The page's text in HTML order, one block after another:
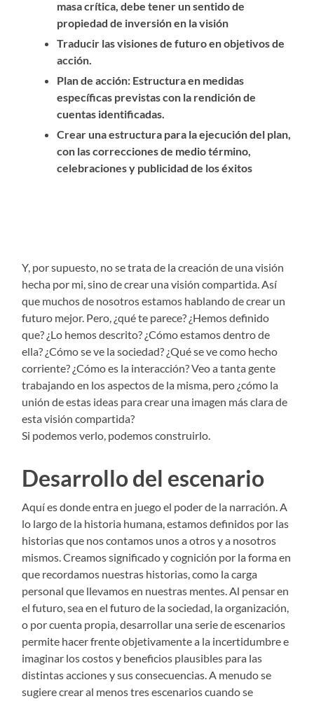
masa crítica, debe tener un sentido de
propiedad de inversión en la visión
Traducir las visiones de futuro en objetivos de
acción.
Plan de acción: Estructura en medidas
específicas previstas con la rendición de
cuentas identificadas.
Crear una estructura para la ejecución del plan,
con las correcciones de medio término,
celebraciones y publicidad de los éxitos
Y, por supuesto, no se trata de la creación de una visión
hecha por mi, sino de crear una visión compartida. Así
que muchos de nosotros estamos hablando de crear un
futuro mejor. Pero, ¿qué te parece? ¿Hemos definido
que? ¿Lo hemos descrito? ¿Cómo estamos dentro de
ella? ¿Cómo se ve la sociedad? ¿Qué se ve como hecho
corriente? ¿Cómo es la interacción? Veo a tanta gente
trabajando en los aspectos de la misma, pero ¿cómo la
unión de estas ideas para crear una imagen más clara de
esta visión compartida?
Si podemos verlo, podemos construirlo.
Desarrollo del escenario
Aquí es donde entra en juego el poder de la narración. A
lo largo de la historia humana, estamos definidos por las
historias que nos contamos unos a otros y a nosotros
mismos. Creamos significado y cognición por la forma en
que recordamos nuestras historias, como la carga
personal que llevamos en nuestras mentes. Al pensar en
el futuro, sea en el futuro de la sociedad, la organización,
o por cuenta propia, desarrollar una serie de escenarios
permite hacer frente objetivamente a la incertidumbre e
imaginar los costos y beneficios plausibles para las
distintas acciones y sus consecuencias. A menudo se
sugiere crear al menos tres escenarios cuando se